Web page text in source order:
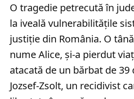
O tragedie petrecută în
la iveală vulnerabilitățile
justiție din România. O
nume Alice, și-a pierdut
atacată de un bărbat de 39
Jozsef-Zsolt, un recidivist